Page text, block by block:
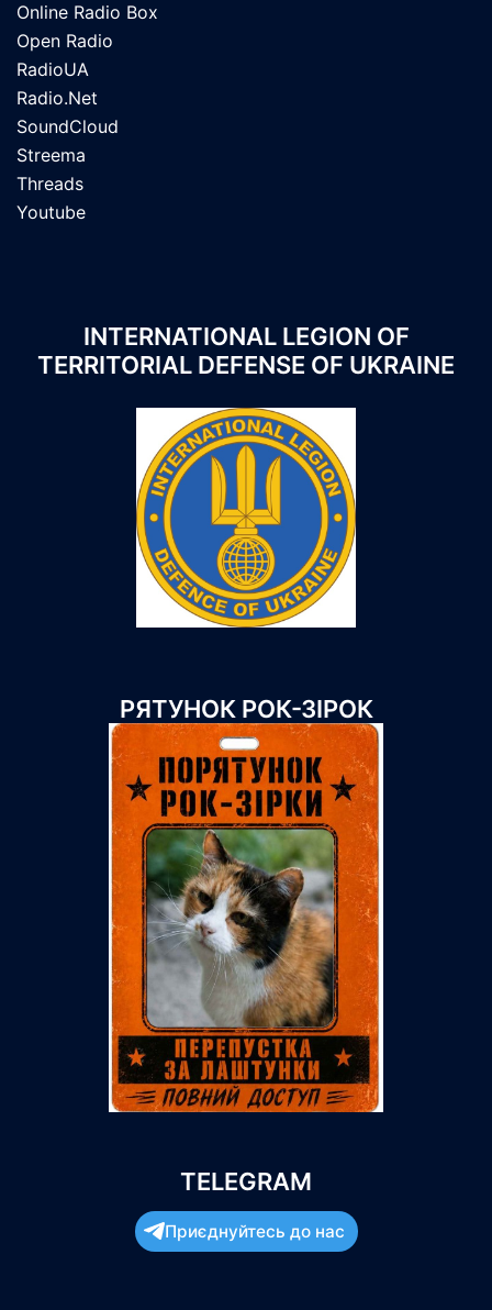
Online Radio Box
Open Radio
RadioUA
Radio.Net
SoundCloud
Streema
Threads
Youtube
INTERNATIONAL LEGION OF
TERRITORIAL DEFENSE OF UKRAINE
РЯТУНОК РОК-ЗІРОК
TELEGRAM
Приєднуйтесь до нас